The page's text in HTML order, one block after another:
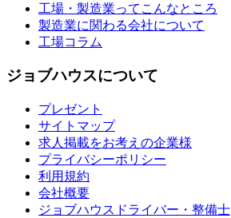
工場・製造業ってこんなところ
製造業に関わる会社について
工場コラム
ジョブハウスについて
プレゼント
サイトマップ
求人掲載をお考えの企業様
プライバシーポリシー
利用規約
会社概要
ジョブハウスドライバー・整備士